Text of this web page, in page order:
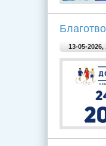
13-05-2026,